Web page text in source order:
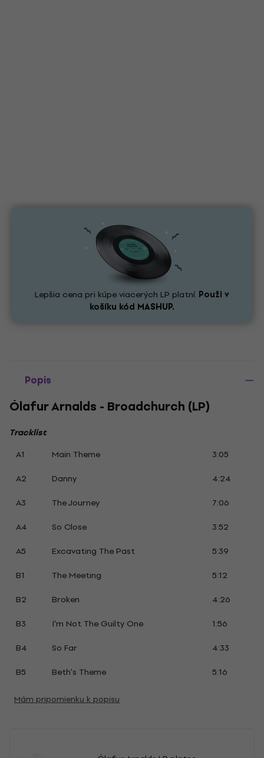
Lepšia cena pri kúpe viacerých LP platní. Použi v
košíku kód MASHUP.
Popis
Ólafur Arnalds - Broadchurch (LP)
Tracklist
A1
Main Theme
3:05
A2
Danny
4:24
A3
The Journey
7:06
A4
So Close
3:52
A5
Excavating The Past
5:39
B1
The Meeting
5:12
B2
Broken
4:26
B3
I'm Not The Guilty One
1:56
B4
So Far
4:33
B5
Beth's Theme 5:16
Mám pripomienku k popisu